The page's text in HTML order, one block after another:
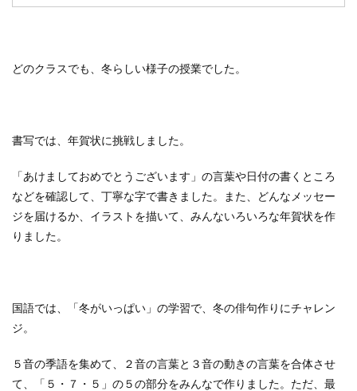
どのクラスでも、冬らしい様子の授業でした。
書写では、年賀状に挑戦しました。
「あけましておめでとうございます」の言葉や日付の書くところ
などを確認して、丁寧な字で書きました。また、どんなメッセー
ジを届けるか、イラストを描いて、みんないろいろな年賀状を作
りました。
国語では、「冬がいっぱい」の学習で、冬の俳句作りにチャレン
ジ。
５音の季語を集めて、２音の言葉と３音の動きの言葉を合体させ
て、「５・７・５」の５の部分をみんなで作りました。ただ、最